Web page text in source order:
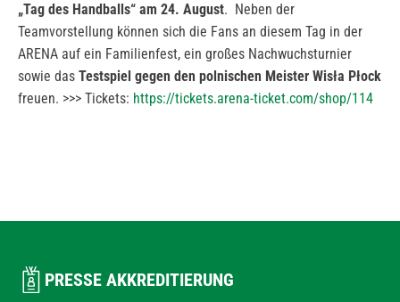
„Tag des Handballs“ am 24. August. Neben der
Teamvorstellung können sich die Fans an diesem Tag in der
ARENA auf ein Familienfest, ein großes Nachwuchsturnier
sowie das Testspiel gegen den polnischen Meister Wisła Płock
freuen. >>> Tickets: https://tickets.arena-ticket.com/shop/114
PRESSE AKKREDITIERUNG